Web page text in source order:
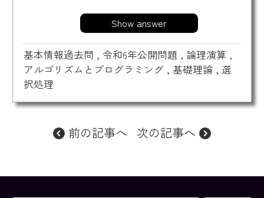
Show answer
基本情報過去問 , 令和6年公開問題 , 論理演算 ,
アルゴリズムとプログラミング, 基礎理論, 選
択処理
前の記事へ 次の記事へ